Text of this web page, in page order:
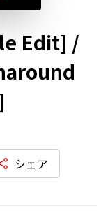
Edit] /
シェア